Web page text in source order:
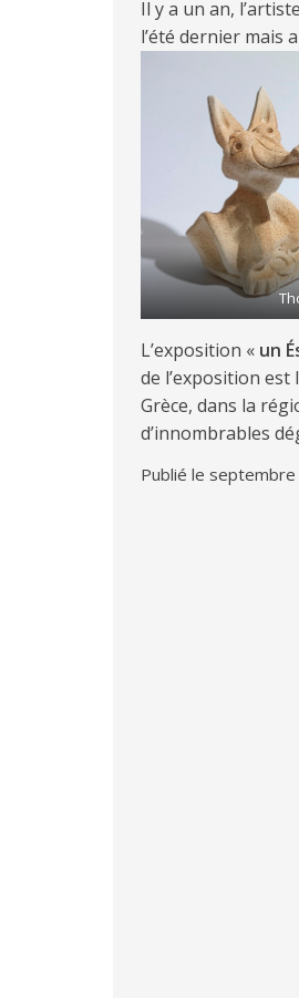
Il y a un an,
l’été dernier mais
L’exposition « un
de l’exposition est
Grèce, dans la
d’innombrables
Publié le